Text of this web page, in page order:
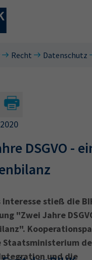
Sie auch aus den
Prüfungstermine
34f
Recht Datenschutz
DSGVO -
stieß die
"Zwei Jahre
Staatsministerium
und die